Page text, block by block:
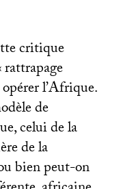
critique
rattrapage
l’Afrique.
de
celui de la
de la
bien peut-on